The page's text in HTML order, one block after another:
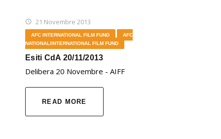
21 Novembre 2013
AFC INTERNATIONAL FILM FUND
AFC
NATIONAL/INTERNATIONAL FILM FUND
Esiti CdA 20/11/2013
Delibera 20 Novembre - AIFF
READ MORE